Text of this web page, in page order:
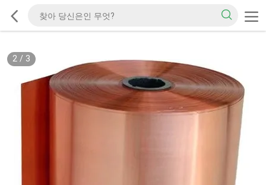
2/ 3